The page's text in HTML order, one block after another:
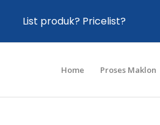
Home Proses Maklon
List produk? Pricelist?